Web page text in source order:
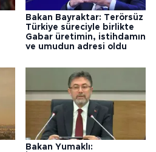
Bakan Bayraktar: Terörsüz
Türkiye süreciyle birlikte
Gabar üretimin, istihdamın
ve umudun adresi oldu
Bakan Yumaklı: